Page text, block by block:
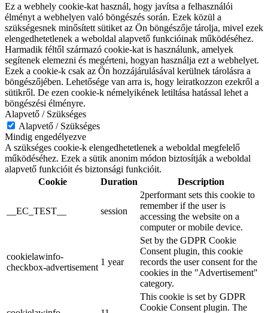
Ez a webhely cookie-kat használ, hogy javítsa a felhasználói
élményt a webhelyen való böngészés során. Ezek közül a
szükségesnek minősített sütiket az Ön böngészője tárolja, mivel ezek
elengedhetetlenek a weboldal alapvető funkcióinak működéséhez.
Harmadik féltől származó cookie-kat is használunk, amelyek
segítenek elemezni és megérteni, hogyan használja ezt a webhelyet.
Ezek a cookie-k csak az Ön hozzájárulásával kerülnek tárolásra a
böngészőjében. Lehetősége van arra is, hogy leiratkozzon ezekről a
sütikről. De ezen cookie-k némelyikének letiltása hatással lehet a
böngészési élményre.
Alapvető / Szükséges
Alapvető / Szükséges
Mindig engedélyezve
A szükséges cookie-k elengedhetetlenek a weboldal megfelelő
működéséhez. Ezek a sütik anonim módon biztosítják a weboldal
alapvető funkcióit és biztonsági funkcióit.
Cookie
Duration Description
__EC_TEST__ session
2performant sets this cookie to
remember if the user is
accessing the website on a
computer or mobile device.
cookielawinfo-
checkbox-advertisement
1 year
Set by the GDPR Cookie
Consent plugin, this cookie
records the user consent for the
cookies in the "Advertisement"
category.
This cookie is set by GDPR
Cookie Consent plugin. The